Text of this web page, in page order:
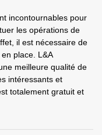
incontournables pour
les opérations de
il est nécessaire de
place. L&A
meilleure qualité de
intéressants et
totalement gratuit et